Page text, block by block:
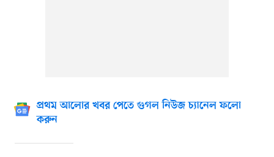
প্রথম আলোর খবর পেতে গুগল নিউজ চ্যানেল ফলো
করুন